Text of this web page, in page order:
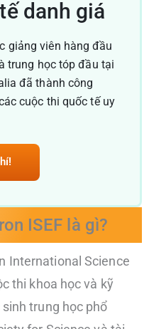
danh giá
giảng viên hàng đầu
trung học tóp đầu tại
đã thành công
cuộc thi quốc tế uy
ISEF là gì?
International Science
thi khoa học và kỹ
trung học phổ